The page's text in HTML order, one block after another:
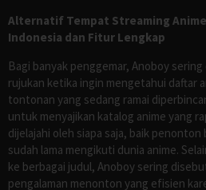
Alternatif Tempat Streaming
Indonesia dan Fitur Lengkap
Bagi banyak penggemar, Anoboy
rujukan ketika ingin mengetahui daftar
tontonan yang sedang ramai
untuk menyajikan katalog anime yang
dijelajahi oleh siapa saja, baik penonton
sudah lama mengikuti dunia anime.
ke berbagai judul, Anoboy sering
pengalaman menonton yang efisien